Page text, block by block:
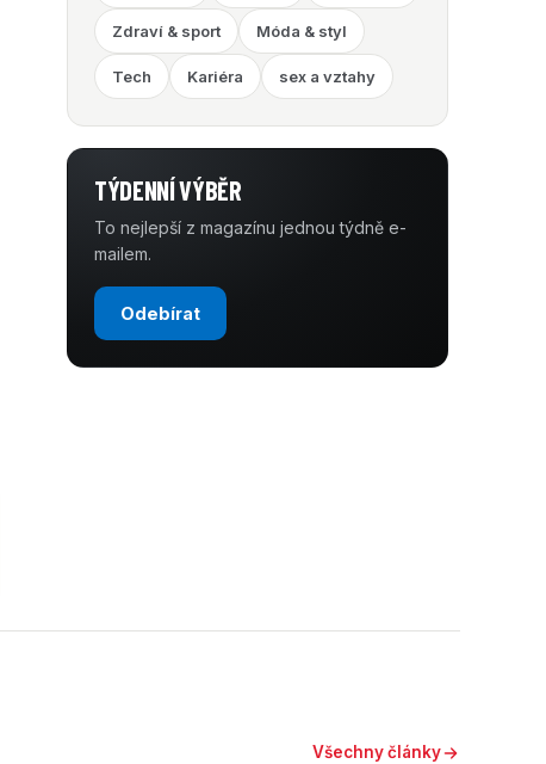
Zdraví & sport Móda & styl
Tech Kariéra sex a vztahy
TÝDENNÍ VÝBĚR
To nejlepší z magazínu jednou týdně e-
mailem.
Odebírat
Všechny články